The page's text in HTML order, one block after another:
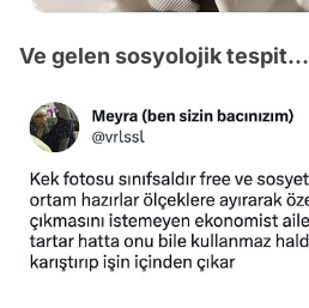
Ve gelen sosyolojik tespit...